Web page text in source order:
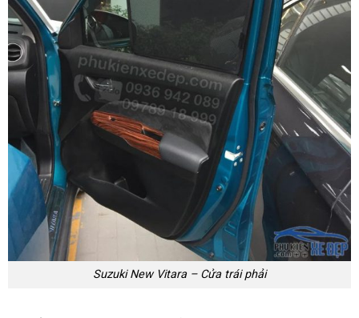
Suzuki New Vitara – Cửa trái phải